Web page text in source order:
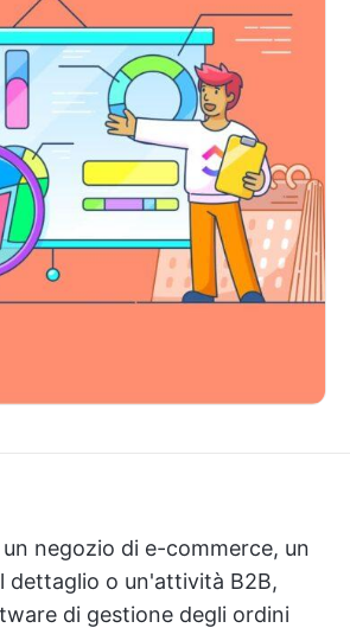
negozio di e-commerce, un
dettaglio o un'attività B2B,
di gestione degli ordini